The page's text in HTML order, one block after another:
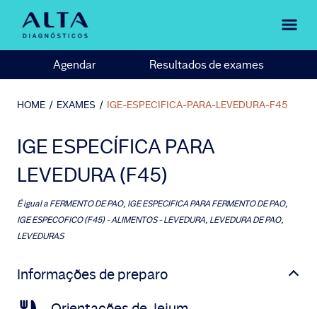
Agendar Resultados de exames
HOME / EXAMES / IGE-ESPECIFICA-PARA-LEVEDURA-F45
IGE ESPECÍFICA PARA
LEVEDURA (F45)
É igual aFERMENTO DE PAO, IGE ESPECIFICA PARA FERMENTO DE PAO,
IGE ESPECOFICO (F45) - ALIMENTOS - LEVEDURA, LEVEDURA DE PAO,
LEVEDURAS
Informações de preparo